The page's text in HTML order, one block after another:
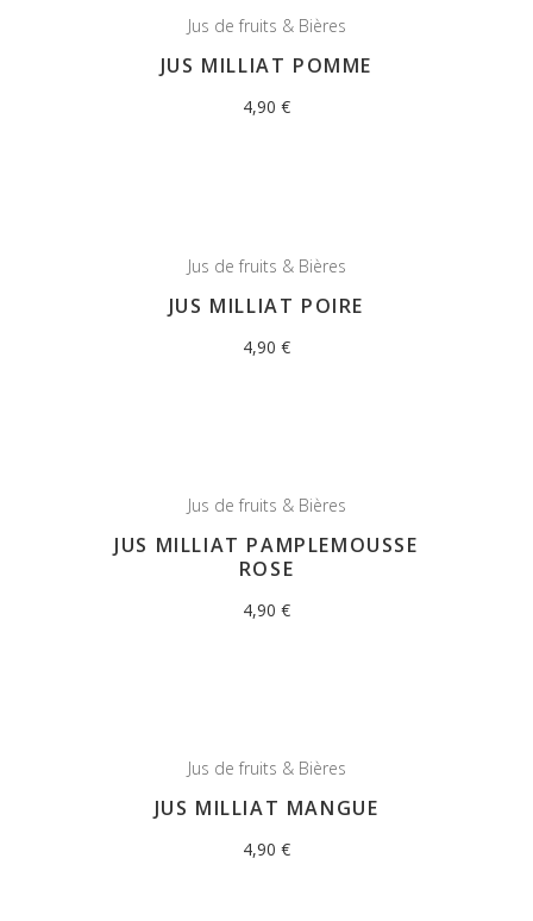
Jus de fruits & Bières
JUS MILLIAT POMME
4,90 €
Jus de fruits & Bières
JUS MILLIAT POIRE
4,90 €
Jus de fruits & Bières
JUS MILLIAT PAMPLEMOUSSE
ROSE
4,90 €
Jus de fruits & Bières
JUS MILLIAT MANGUE
4,90 €